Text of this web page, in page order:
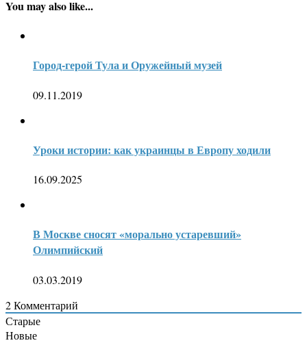
You may also like...
Город-герой Тула и Оружейный музей
09.11.2019
Уроки истории: как украинцы в Европу ходили
16.09.2025
В Москве сносят «морально устаревший»
Олимпийский
03.03.2019
2Комментарий
Старые
Новые